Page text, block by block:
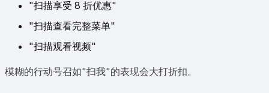
"扫描享受 8 折优惠"
"扫描查看完整菜单"
"扫描观看视频"
模糊的行动号召如"扫我"的表现会大打折扣。